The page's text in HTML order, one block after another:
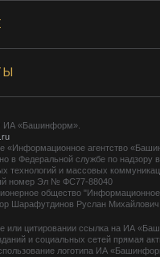
ИА «Башинформ».
«Информационное агентство
в Федеральной службе по надзору
технологий и массовых
номер Эл № ФС77-88040
общество
Шарафутдинов Руслан Михайлович
или цитировании ссылка на ИА
и социальных сетей прямая
логотипа ИА